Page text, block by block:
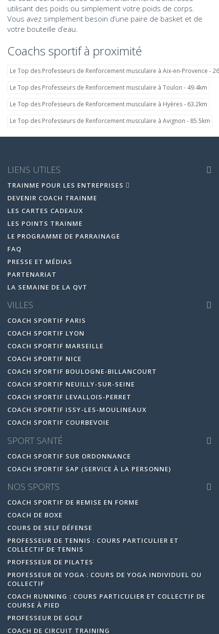
utilisant des poids ou simplement votre poids de corps.
Vous avez simplement besoin d’une paire de basket et de
votre bouteille d’eau.
Coachs sportif à proximité
Le Top des Professeurs de Renforcement musculaire à Aix-en-Provence -
Le Top des Professeurs de Renforcement musculaire à Toulon - 49.4km
Le Top des Professeurs de Renforcement musculaire à Hyères - 63.2km
Le Top des Professeurs de Renforcement musculaire à Avignon - 85.5km
LIENS UTILES
TRAINME POUR LES ENTREPRISES
DEVENIR COACH TRAINME
LES CARTES CADEAUX
LES POINTS TRAINME
LE PROGRAMME DE PARRAINAGE
FAQ
PRESSE ET MÉDIAS
PARTENARIAT
LA SEMAINE DE LA QVT
VILLES
COACH SPORTIF PARIS
COACH SPORTIF LYON
COACH SPORTIF MARSEILLE
COACH SPORTIF NICE
COACH SPORTIF BOULOGNE-BILLANCOURT
COACH SPORTIF NEUILLY-SUR-SEINE
COACH SPORTIF LEVALLOIS-PERRET
COACH SPORTIF ISSY-LES-MOULINEAUX
COACH SPORTIF COURBEVOIE
SPORT SANTÉ
COACH SPORTIF SUR ORDONNANCE
COACH SPORTIF SAP (SERVICE À LA PERSONNE)
NOS SPORTS
COACH SPORTIF DE REMISE EN FORME
COACH DE BOXE
COURS DE SELF DÉFENSE
PROFESSEUR DE TENNIS : COURS PARTICULIER ET
COLLECTIF DE TENNIS
PROFESSEUR DE PILATES
PROFESSEUR DE YOGA : COURS DE YOGA INDIVIDUEL OU
COLLECTIF
COACH RUNNING : COURS PARTICULIER ET COLLECTIF DE
COURSE À PIED
PROFESSEUR DE GOLF
COACH DE CIRCUIT TRAINING